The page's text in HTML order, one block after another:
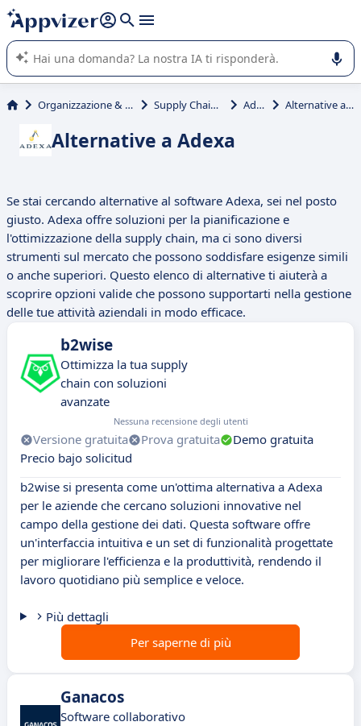
righe con
shift + enter
L'IA di Appvizer vi guida nell'utilizzo o nella scelta di un
software SaaS per la vostra azienda.
Organizzazione & planning Supply Chain (SCM) Adexa Alternative a Adexa
Alternative a Adexa
Se stai cercando alternative al software Adexa, sei nel posto
giusto. Adexa offre soluzioni per la pianificazione e
l'ottimizzazione della supply chain, ma ci sono diversi
strumenti sul mercato che possono soddisfare esigenze simili
o anche superiori. Questo elenco di alternative ti aiuterà a
scoprire opzioni valide che possono supportarti nella gestione
delle tue attività aziendali in modo efficace.
b2wise
Ottimizza la tua supply
chain con soluzioni
avanzate
Nessuna recensione degli utenti
Versione gratuita Prova gratuita
Demo gratuita
Precio bajo solicitud
b2wise si presenta come un'ottima alternativa a Adexa
per le aziende che cercano soluzioni innovative nel
campo della gestione dei dati. Questa software offre
un'interfaccia intuitiva e un set di funzionalità progettate
per migliorare l'efficienza e la produttività, rendendo il
lavoro quotidiano più semplice e veloce.
Più dettagli
Per saperne di più
Ganacos
Software collaborativo